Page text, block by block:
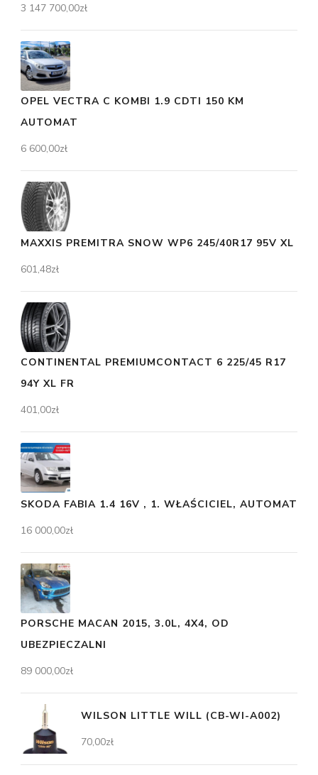
3 147 700,00zł
OPEL VECTRA C KOMBI 1.9 CDTI 150 KM
AUTOMAT
6 600,00zł
MAXXIS PREMITRA SNOW WP6 245/40R17 95V XL
601,48zł
CONTINENTAL PREMIUMCONTACT 6 225/45 R17
94Y XL FR
401,00zł
SKODA FABIA 1.4 16V , 1. WŁAŚCICIEL, AUTOMAT
16 000,00zł
PORSCHE MACAN 2015, 3.0L, 4X4, OD
UBEZPIECZALNI
89 000,00zł
WILSON LITTLE WILL (CB-WI-A002)
70,00zł